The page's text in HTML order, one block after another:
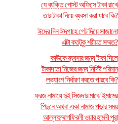
যে ব্যক্তি পোস্ট অফিসে টাকা রাখে
তার টাকা নিয়ে ব্যবসা করা যাবে কি?
ঈদের দিন ঈদগাহে গেট দিয়ে সাজানো
এটা কতটুকু শরীয়ত সম্মত?
কাউকে ব্যবসার জন্য টাকা দিলে
টাকাদাতা নিজের জন্য নির্দিষ্ট পরিমান
লভ্যাংশ নির্ধারণ করতে পারবে কি?
ফরজ নামাযে দুই সিজদার মাঝে ইমামের
পিছনে অথবা একা নামাজ পড়ার সময়
আল্লাহুম্মাগফিরলী ওয়ার হামনী পুরা